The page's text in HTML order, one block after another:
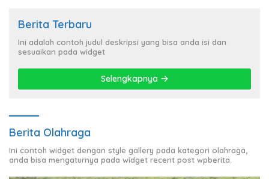
Berita Terbaru
Ini adalah contoh judul deskripsi yang bisa anda isi dan
sesuaikan pada widget
Selengkapnya
Berita Olahraga
Ini contoh widget dengan style gallery pada kategori olahraga,
anda bisa mengaturnya pada widget recent post wpberita.